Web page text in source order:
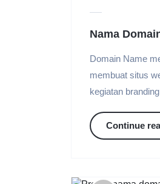
Nama
Domain Name
membuat situs
kegiatan
Continue